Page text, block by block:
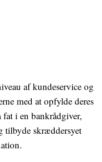
af kundeservice og
med at opfylde deres
i en bankrådgiver,
tilbyde skræddersyet